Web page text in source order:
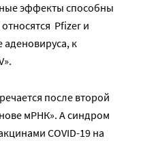
эффекты способны
Pfizer и
к
после второй
мРНК». А синдром
COVID-19 на